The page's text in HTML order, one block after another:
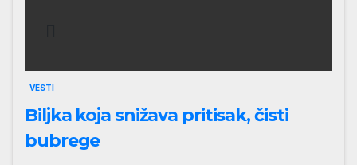
VESTI
Biljka koja snižava pritisak, čisti
bubrege